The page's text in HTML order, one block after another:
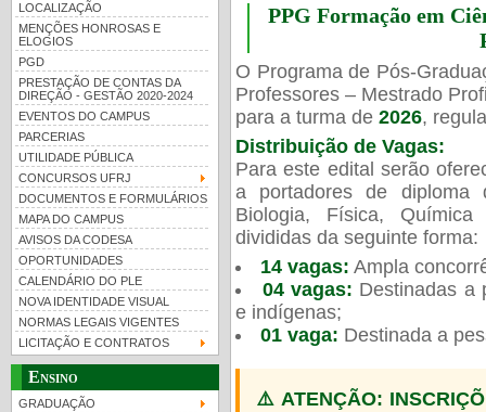
LOCALIZAÇÃO
MENÇÕES HONROSAS E
ELOGIOS
PGD
PRESTAÇÃO DE CONTAS DA
DIREÇÃO - GESTÃO 2020-2024
EVENTOS DO CAMPUS
PARCERIAS
UTILIDADE PÚBLICA
CONCURSOS UFRJ
DOCUMENTOS E FORMULÁRIOS
MAPA DO CAMPUS
AVISOS DA CODESA
OPORTUNIDADES
CALENDÁRIO DO PLE
NOVA IDENTIDADE VISUAL
NORMAS LEGAIS VIGENTES
LICITAÇÃO E CONTRATOS
Ensino
GRADUAÇÃO
PPG Formação em
O Programa de Pós-
Professores – Mestrado
para a turma de 2026,
Distribuição de Vagas:
Para este edital serão
a portadores de diploma
Biologia, Física,
divididas da seguinte forma:
14 vagas: Ampla
04 vagas: Destinadas a
e indígenas;
01 vaga: Destinada a
⚠️ ATENÇÃO:
Guia de boas práticas
UFRJ 100 anos